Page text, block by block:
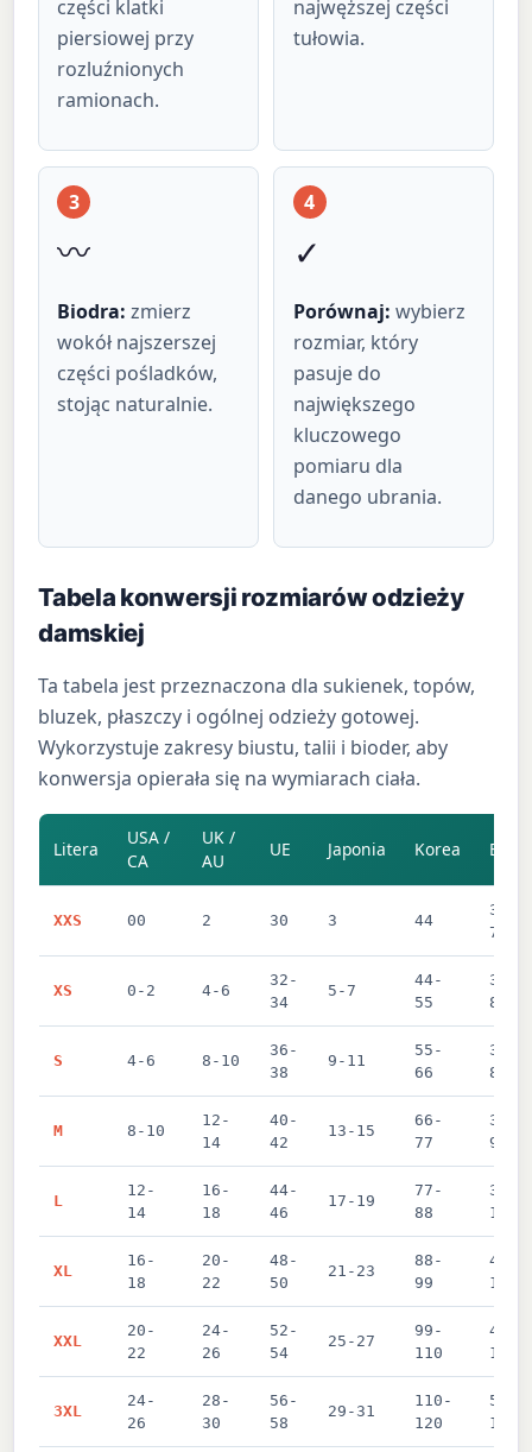
części klatki
piersiowej przy
rozluźnionych
ramionach.
najwęższej części
tułowia.
3
〰️
Biodra: zmierz
wokół najszerszej
części pośladków,
stojąc naturalnie.
4
✓
Porównaj: wybierz
rozmiar, który
pasuje do
największego
kluczowego
pomiaru dla
danego ubrania.
Tabela konwersji rozmiarów odzieży
damskiej
Ta tabela jest przeznaczona dla sukienek, topów,
bluzek, płaszczy i ogólnej odzieży gotowej.
Wykorzystuje zakresy biustu, talii i bioder, aby
konwersja opierała się na wymiarach ciała.
Litera
USA /
CA
UK /
AU
UE Japonia Korea Biust
XXS 00 2 30 3 44
30-
79
XS 0-2 4-6
32-
34
5-7
44-
55
80-
S 4-6 8-10
36-
38
9-11
55-
66
34-
86-
M 8-10
12-
14
40-
42
13-15
66-
77
36-
97
L
12-
14
16-
18
44-
46
17-19
77-
88
39-
104
XL
16-
18
20-
22
48-
50
21-23
88-
99
42-
114
XXL
20-
22
24-
26
52-
54
25-27
99-
110
46-
124
3XL
24-
26
28-
30
56-
58
29-31
110-
120
50-
135